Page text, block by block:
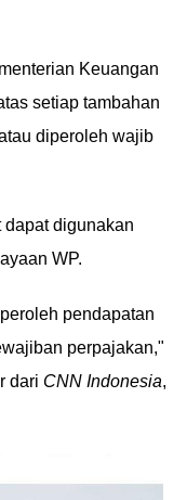
Keuangan
setiap tambahan
diperoleh wajib
dapat digunakan
WP.
pendapatan
perpajakan,"
dari CNN Indonesia,